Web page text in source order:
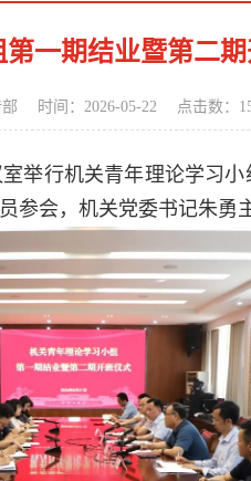
一期结业暨第二
部 时间：2026-05-22 点击数：
举行机关青年理论学习
参会，机关党委书记朱勇